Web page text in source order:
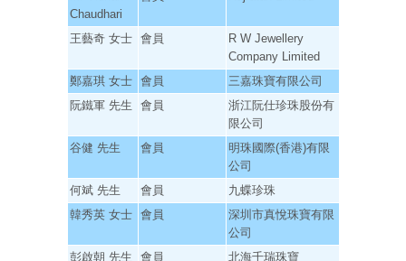
Chaudhari
王藝奇 女士 會員
R W Jewellery
Company Limited
鄭嘉琪 女士 會員
三嘉珠寶有限公司
阮鐵軍 先生
會員
浙江阮仕珍珠股份有
限公司
谷健 先生
會員
明珠國際(香港)有限
公司
何斌 先生
會員
九蝶珍珠
韓秀英 女士 會員
深圳市真悅珠寶有限
公司
彭啟朝 先生
會員
北海千瑞珠寶